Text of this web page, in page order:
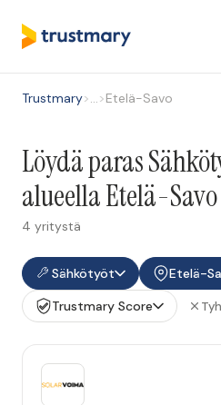
Trustmary>…>Etelä-Savo
Löydä paras
alueella Etelä-Savo
4 yritystä
Sähkötyöt
Etelä-
Trustmary Score